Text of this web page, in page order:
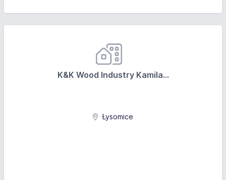
K&K Wood Industry Kamila...
Łysomice